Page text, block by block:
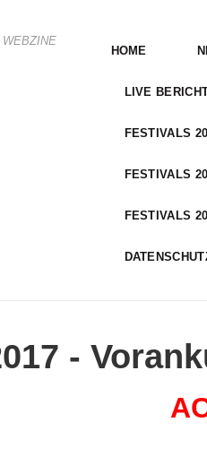
WEBZINE
HOME
LIVE
FESTIVALS
FESTIVALS
FESTIVALS
-